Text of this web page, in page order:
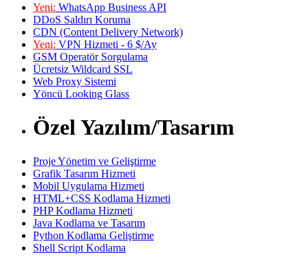
Yeni: WhatsApp Business API
DDoS Saldırı Koruma
CDN (Content Delivery Network)
Yeni: VPN Hizmeti - 6 $/Ay
GSM Operatör Sorgulama
Ücretsiz Wildcard SSL
Web Proxy Sistemi
Yöncü Looking Glass
Özel Yazılım/Tasarım
Proje Yönetim ve Geliştirme
Grafik Tasarım Hizmeti
Mobil Uygulama Hizmeti
HTML+CSS Kodlama Hizmeti
PHP Kodlama Hizmeti
Java Kodlama ve Tasarım
Python Kodlama Geliştirme
Shell Script Kodlama